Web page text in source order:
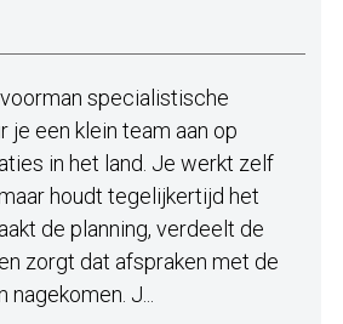
specialistische
je een klein team aan op
in het land. Je werkt zelf
houdt tegelijkertijd het
de planning, verdeelt de
zorgt dat afspraken met de
J...